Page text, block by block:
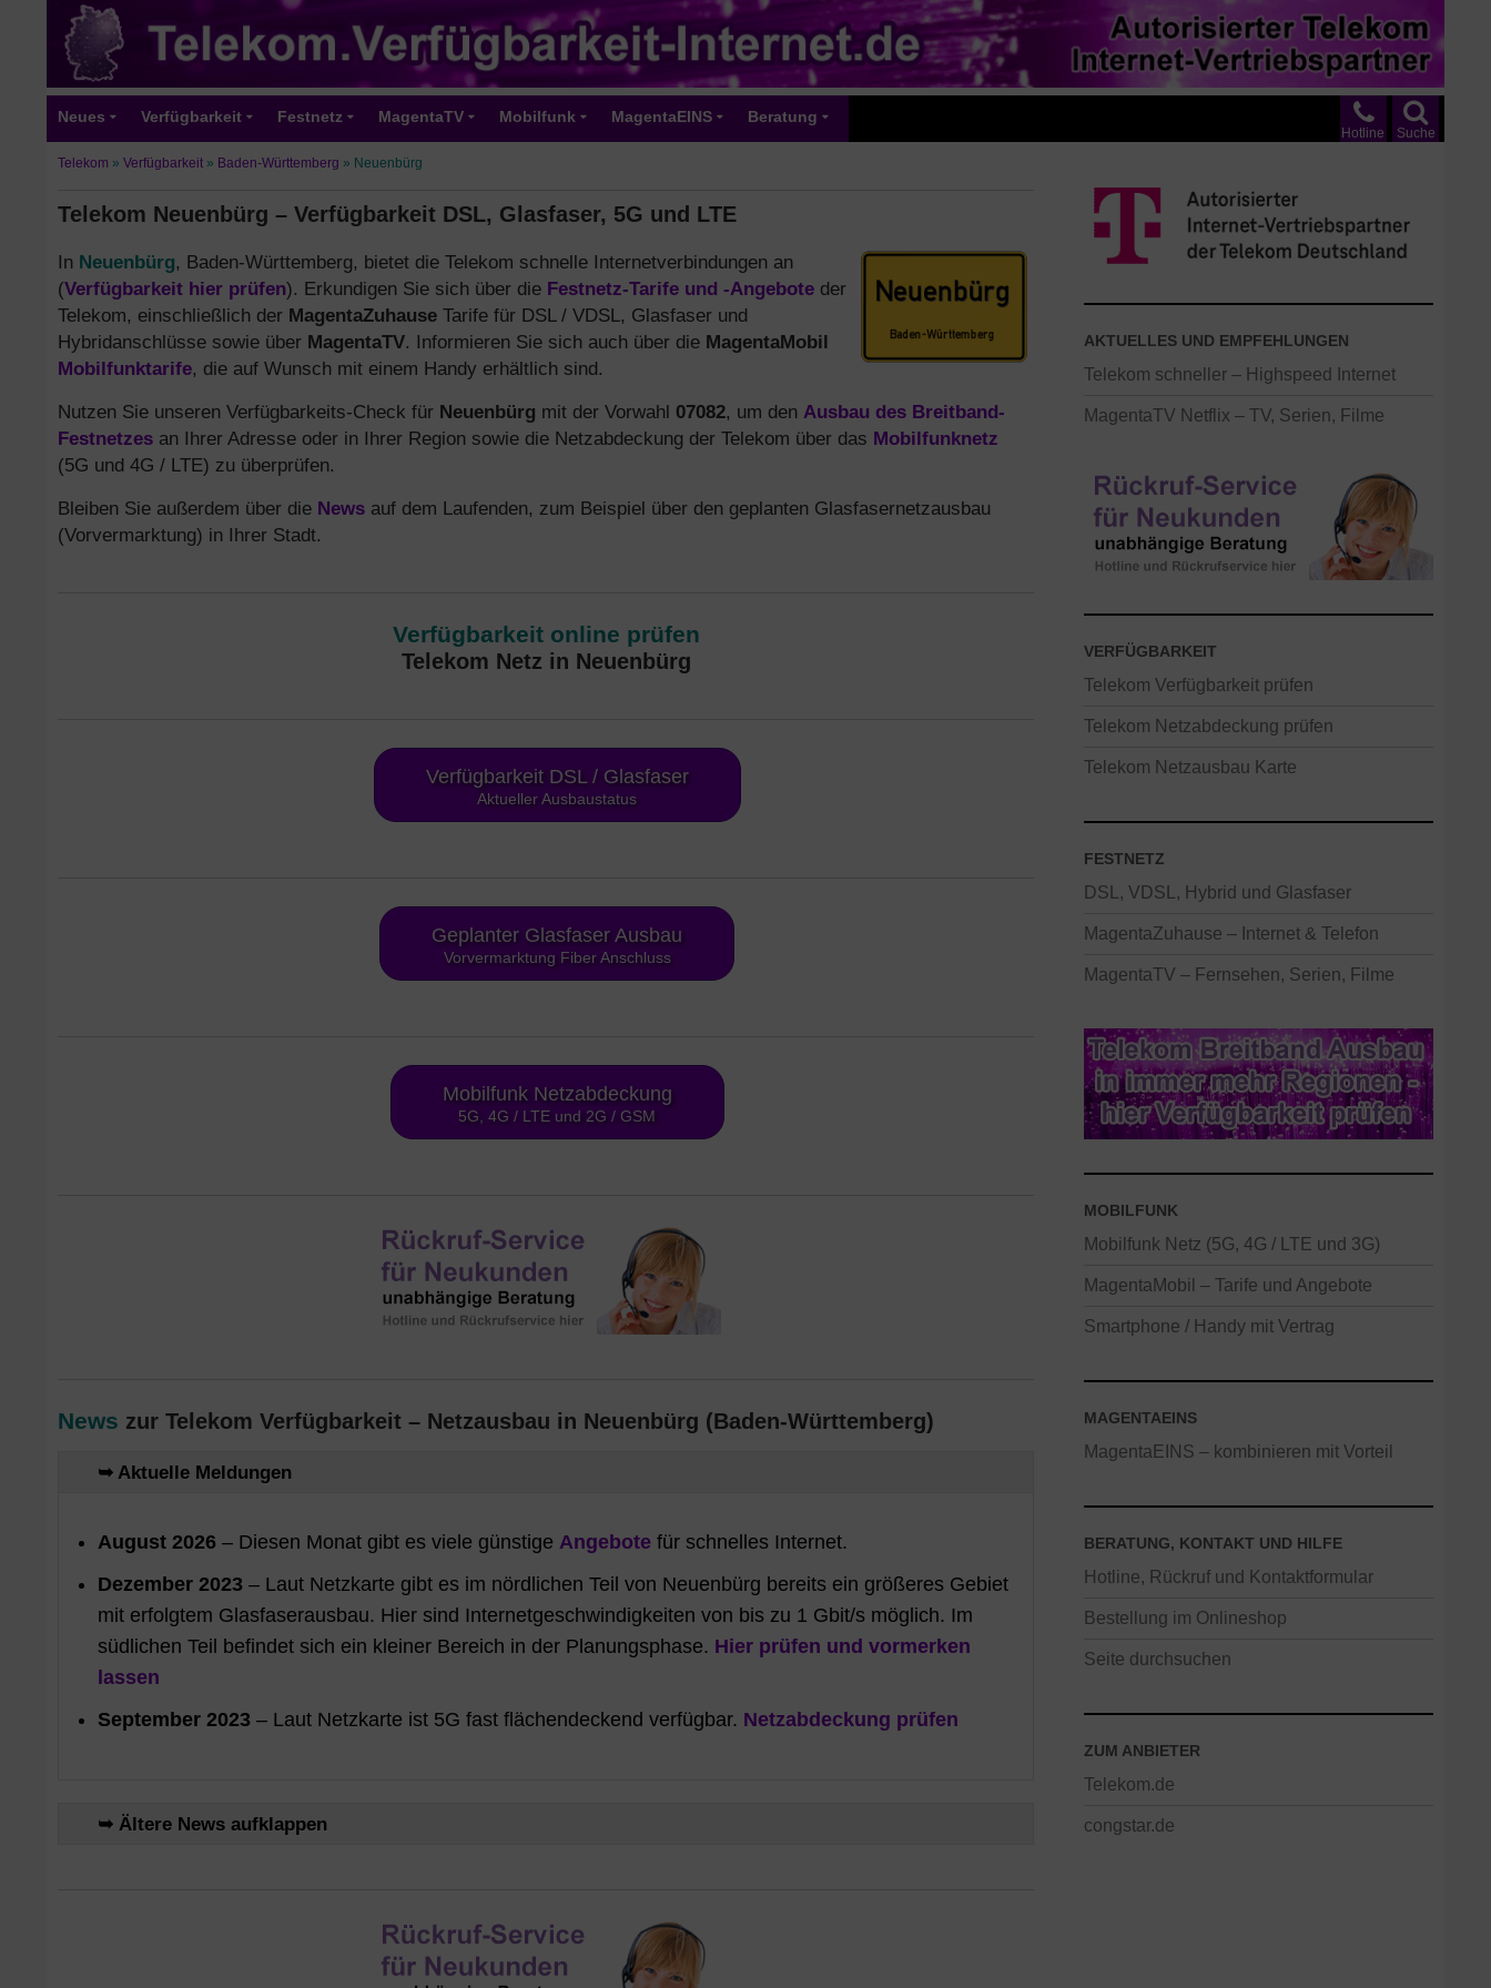
Suche
Hotline
Neues Verfügbarkeit Festnetz MagentaTV Mobilfunk MagentaEINS Beratung
Telekom » Verfügbarkeit » Baden-Württemberg » Neuenbürg
Telekom Neuenbürg – Verfügbarkeit DSL, Glasfaser, 5G und LTE
In Neuenbürg, Baden-Württemberg, bietet die Telekom schnelle Internetverbindungen an
(Verfügbarkeit hier prüfen). Erkundigen Sie sich über die Festnetz-Tarife und -Angebote der
Telekom, einschließlich der MagentaZuhause Tarife für DSL / VDSL, Glasfaser und
Hybridanschlüsse sowie über MagentaTV. Informieren Sie sich auch über die MagentaMobil
Mobilfunktarife, die auf Wunsch mit einem Handy erhältlich sind.
Nutzen Sie unseren Verfügbarkeits-Check für Neuenbürg mit der Vorwahl 07082, um den Ausbau des Breitband-
Festnetzes an Ihrer Adresse oder in Ihrer Region sowie die Netzabdeckung der Telekom über das Mobilfunknetz
(5G und 4G / LTE) zu überprüfen.
Bleiben Sie außerdem über die News auf dem Laufenden, zum Beispiel über den geplanten Glasfasernetzausbau
(Vorvermarktung) in Ihrer Stadt.
Verfügbarkeit online prüfen
Telekom Netz in Neuenbürg
Verfügbarkeit DSL / Glasfaser
Aktueller Ausbaustatus
Geplanter Glasfaser Ausbau
Vorvermarktung Fiber Anschluss
Mobilfunk Netzabdeckung
5G, 4G / LTE und 2G / GSM
News zur Telekom Verfügbarkeit – Netzausbau in Neuenbürg (Baden-Württemberg)
➥ Aktuelle Meldungen
August 2026 – Diesen Monat gibt es viele günstige Angebote für schnelles Internet.
Dezember 2023 – Laut Netzkarte gibt es im nördlichen Teil von Neuenbürg bereits ein größeres Gebiet
mit erfolgtem Glasfaserausbau. Hier sind Internetgeschwindigkeiten von bis zu 1 Gbit/s möglich. Im
südlichen Teil befindet sich ein kleiner Bereich in der Planungsphase. Hier prüfen und vormerken
lassen
September 2023 – Laut Netzkarte ist 5G fast flächendeckend verfügbar. Netzabdeckung prüfen
➥ Ältere News aufklappen
AKTUELLES UND EMPFEHLUNGEN
Telekom schneller – Highspeed Internet
MagentaTV Netflix – TV, Serien, Filme
VERFÜGBARKEIT
Telekom Verfügbarkeit prüfen
Telekom Netzabdeckung prüfen
Telekom Netzausbau Karte
FESTNETZ
DSL, VDSL, Hybrid und Glasfaser
MagentaZuhause – Internet & Telefon
MagentaTV – Fernsehen, Serien, Filme
MOBILFUNK
Mobilfunk Netz (5G, 4G / LTE und 3G)
MagentaMobil – Tarife und Angebote
Smartphone / Handy mit Vertrag
MAGENTAEINS
MagentaEINS – kombinieren mit Vorteil
BERATUNG, KONTAKT UND HILFE
Hotline, Rückruf und Kontaktformular
Bestellung im Onlineshop
Seite durchsuchen
ZUM ANBIETER
Telekom.de
congstar.de